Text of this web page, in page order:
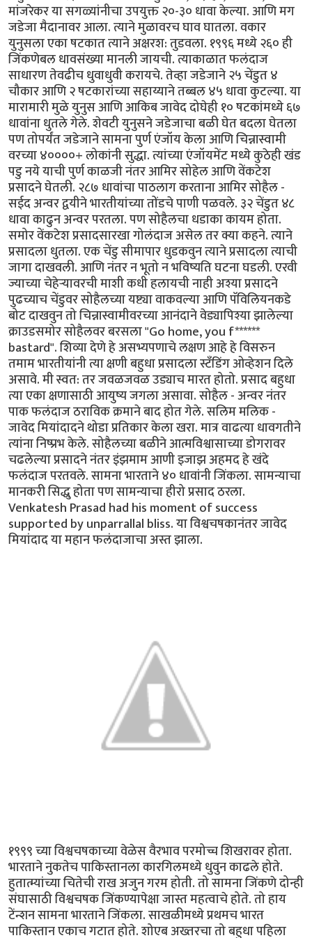
मांजरेकर या सगळ्यांनीचा उपयुक्त २०-३० धावा केल्या. आणि मग
जडेजा मैदानावर आला. त्याने मुळावरच घाव घातला. वकार
युनुसला एका षटकात त्याने अक्षरश: तुडवला. १९९६ मध्ये २६० ही
जिंकणेबल धावसंख्या मानली जायची. त्याकाळात फलंदाज
साधारण तेवढीच धुवाधुवी करायचे. तेव्हा जडेजाने २५ चेंडुत ४
चौकार आणि २ षटकारांच्या सहाय्याने तब्बल ४५ धावा कुटल्या. या
मारामारी मुळे युनुस आणि आकिब जावेद दोघेही १० षटकांमध्ये ६७
धावांना धुतले गेले. शेवटी युनुसने जडेजाचा बळी घेत बदला घेतला
पण तोपर्यंत जडेजाने सामना पुर्ण एंजॉय केला आणि चिन्नास्वामी
वरच्या ४००००+ लोकांनी सुद्धा. त्यांच्या एंजॉयमेंट मध्ये कुठेही खंड
पडु नये याची पुर्ण काळजी नंतर आमिर सोहेल आणि वेंकटेश
प्रसादने घेतली. २८७ धावांचा पाठलाग करताना आमिर सोहैल -
सईद अन्वर द्वयीने भारतीयांच्या तोंडचे पाणी पळवले. ३२ चेंडुत ४८
धावा काढुन अन्वर परतला. पण सोहैलचा धडाका कायम होता.
समोर वेंकटेश प्रसादसारखा गोलंदाज असेल तर क्या कहने. त्याने
प्रसादला धुतला. एक चेंडु सीमापार धुडकवुन त्याने प्रसादला त्याची
जागा दाखवली. आणि नंतर न भूतो न भविष्यति घटना घडली. एरवी
ज्याच्या चेहेर्‍यावरची माशी कधी हलायची नाही अश्या प्रसादने
पुढच्याच चेंडुवर सोहैलच्या यष्ट्या वाकवल्या आणि पॅविलियनकडे
बोट दाखवुन तो चिन्नास्वामीवरच्या आनंदाने वेड्यापिश्या झालेल्या
क्राउडसमोर सोहैलवर बरसला "Go home, you f******
bastard". शिव्या देणे हे असभ्यपणाचे लक्षण आहे हे विसरुन
तमाम भारतीयांनी त्या क्षणी बहुधा प्रसादला स्टँडिंग ओव्हेशन दिले
असावे. मी स्वत: तर जवळजवळ उड्याच मारत होतो. प्रसाद बहुधा
त्या एका क्षणासाठी आयुष्य जगला असावा. सोहैल - अन्वर नंतर
पाक फलंदाज ठराविक क्रमाने बाद होत गेले. सलिम मलिक -
जावेद मियांदादने थोडा प्रतिकार केला खरा. मात्र वाढत्या धावगतीने
त्यांना निष्प्रभ केले. सोहैलच्या बळीने आत्मविश्वासाच्या डोगरावर
चढलेल्या प्रसादने नंतर इंझमाम आणी इजाझ अहमद हे खंदे
फलंदाज परतवले. सामना भारताने ४० धावांनी जिंकला. सामन्याचा
मानकरी सिद्धु होता पण सामन्याचा हीरो प्रसाद ठरला.
Venkatesh Prasad had his moment of success
supported by unparrallal bliss. या विश्वचषकानंतर जावेद
मियांदाद या महान फलंदाजाचा अस्त झाला.
१९९९ च्या विश्वचषकाच्या वेळेस वैरभाव परमोच्च शिखरावर होता.
भारताने नुकतेच पाकिस्तानला कारगिलमध्ये धुवुन काढले होते.
हुतात्म्यांच्या चितेची राख अजुन गरम होती. तो सामना जिंकणे दोन्ही
संघासाठी विश्वचषक जिंकण्यापेक्षा जास्त महत्वाचे होते. तो हाय
टेंन्शन सामना भारताने जिंकला. साखळीमध्ये प्रथमच भारत
पाकिस्तान एकाच गटात होते. शोएब अख्तरचा तो बहुधा पहिला